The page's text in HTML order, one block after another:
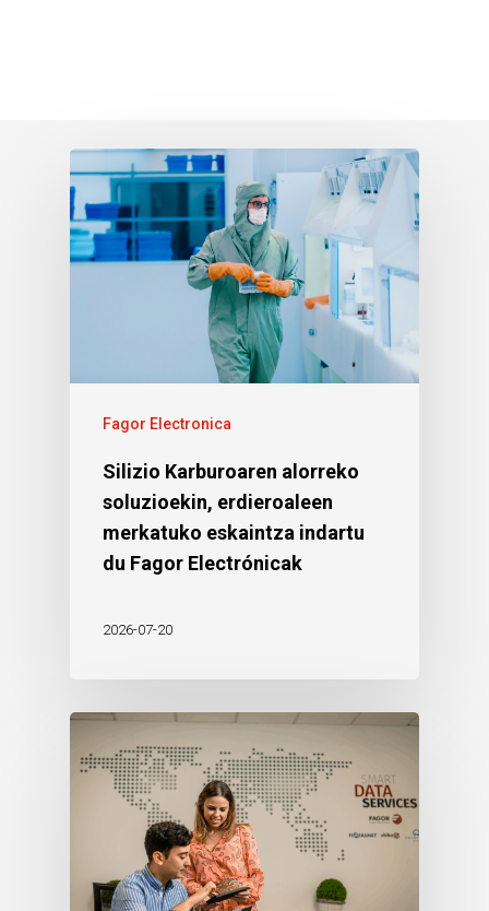
Fagor Electronica
Silizio Karburoaren alorreko
soluzioekin, erdieroaleen
merkatuko eskaintza indartu
du Fagor Electrónicak
2026-07-20